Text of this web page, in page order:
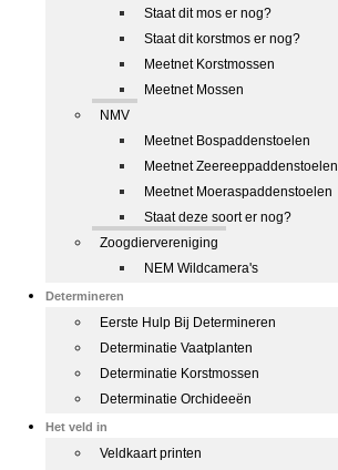
Staat dit mos er nog?
Staat dit korstmos er nog?
Meetnet Korstmossen
Meetnet Mossen
NMV
Meetnet Bospaddenstoelen
Meetnet Zeereeppaddenstoelen
Meetnet Moeraspaddenstoelen
Staat deze soort er nog?
Zoogdiervereniging
NEM Wildcamera's
Determineren
Eerste Hulp Bij Determineren
Determinatie Vaatplanten
Determinatie Korstmossen
Determinatie Orchideeën
Het veld in
Veldkaart printen